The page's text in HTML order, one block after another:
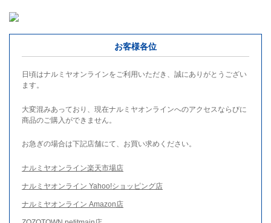
お客様各位
日頃はナルミヤオンラインをご利用いただき、誠にありがとうござい
ます。
大変混みあっており、現在ナルミヤオンラインへのアクセスならびに
商品のご購入ができません。
お急ぎの場合は下記店舗にて、お買い求めください。
ナルミヤオンライン楽天市場店
ナルミヤオンライン Yahoo!ショッピング店
ナルミヤオンライン Amazon店